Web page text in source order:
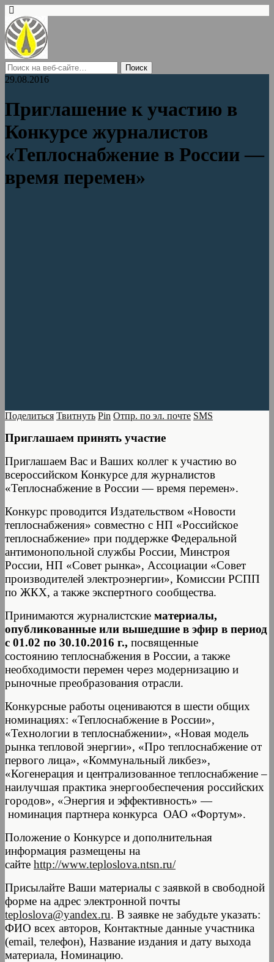
29.08.2016
Приглашение к участию в
Конкурсе журналистов
«Теплоснабжение в России —
время перемен»
Поделиться Твитнуть Pin Отпр. по эл. почте SMS
Приглашаем принять участие
Приглашаем Вас и Ваших коллег к участию во
всероссийском Конкурсе для журналистов
«Теплоснабжение в России — время перемен».
Конкурс проводится Издательством «Новости
теплоснабжения» совместно с НП «Российское
теплоснабжение» при поддержке Федеральной
антимонопольной службы России, Минстроя
России, НП «Совет рынка», Ассоциации «Совет
производителей электроэнергии», Комиссии РСПП
по ЖКХ, а также экспертного сообщества.
Принимаются журналистские материалы,
опубликованные или вышедшие в эфир в период
с 01.02 по 30.10.2016 г., посвященные
состоянию теплоснабжения в России, а также
необходимости перемен через модернизацию и
рыночные преобразования отрасли.
Конкурсные работы оцениваются в шести общих
номинациях: «Теплоснабжение в России»,
«Технологии в теплоснабжении», «Новая модель
рынка тепловой энергии», «Про теплоснабжение от
первого лица», «Коммунальный ликбез»,
«Когенерация и централизованное теплоснабжение –
наилучшая практика энергообеспечения российских
городов», «Энергия и эффективность» —
номинация партнера конкурса ОАО «Фортум».
Положение о Конкурсе и дополнительная
информация размещены на
сайте http://www.teploslova.ntsn.ru/
Присылайте Ваши материалы с заявкой в свободной
форме на адрес электронной почты
teploslova@yandex.ru. В заявке не забудьте указать:
ФИО всех авторов, Контактные данные участника
(email, телефон), Название издания и дату выхода
материала, Номинацию.